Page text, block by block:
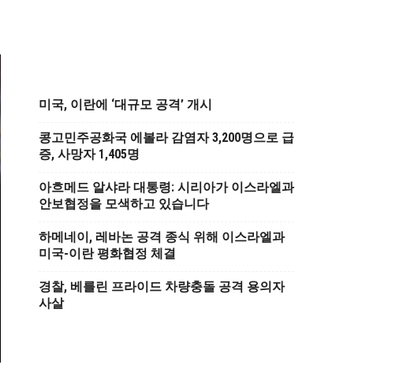
미국, 이란에 ‘대규모 공격’ 개시
콩고민주공화국 에볼라 감염자 3,200명으로 급
증, 사망자 1,405명
아흐메드 알샤라 대통령: 시리아가 이스라엘과
안보협정을 모색하고 있습니다
하메네이, 레바논 공격 종식 위해 이스라엘과
미국-이란 평화협정 체결
경찰, 베를린 프라이드 차량충돌 공격 용의자
사살